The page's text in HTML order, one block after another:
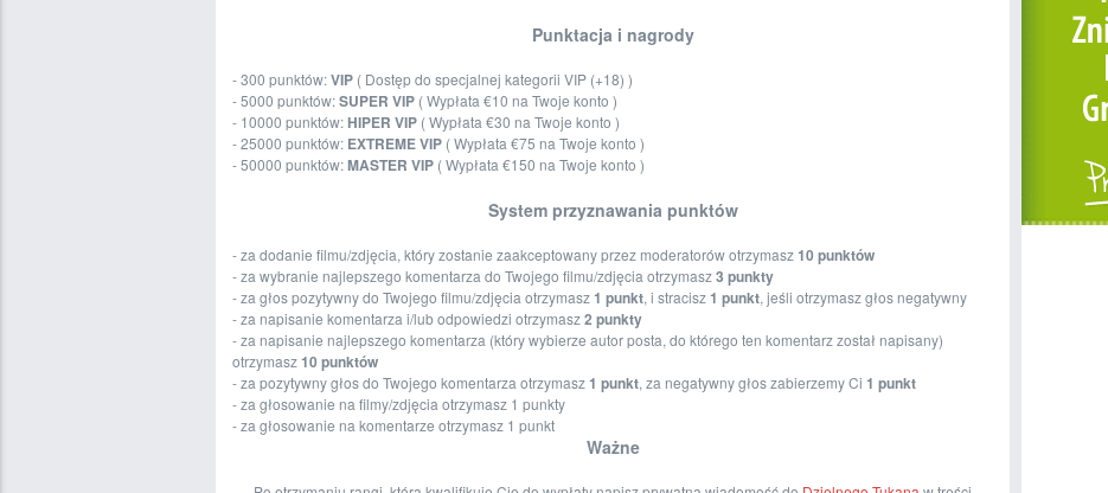
Punktacja i nagrody
- 300 punktów:VIP ( Dostęp do specjalnej kategorii VIP (+18) )
- 5000 punktów:SUPER VIP ( Wypłata €10 na Twoje konto )
- 10000 punktów:HIPER VIP ( Wypłata €30 na Twoje konto )
- 25000 punktów: EXTREME VIP ( Wypłata €75 na Twoje konto )
- 50000 punktów:MASTER VIP ( Wypłata €150 na Twoje konto )
System przyznawania punktów
- za dodanie filmu/zdjęcia, który zostanie zaakceptowany przez moderatorów otrzymasz10 punktów
- za wybranie najlepszego komentarza do Twojego filmu/zdjęcia otrzymasz3 punkty
- za głos pozytywny do Twojego filmu/zdjęcia otrzymasz1 punkt, i stracisz1 punkt, jeśli otrzymasz głos negatywny
- za napisanie komentarza i/lub odpowiedzi otrzymasz2 punkty
- za napisanie najlepszego komentarza (który wybierze autor posta, do którego ten komentarz został napisany)
otrzymasz10 punktów
- za pozytywny głos do Twojego komentarza otrzymasz1 punkt, za negatywny głos zabierzemy Ci 1 punkt
- za głosowanie na filmy/zdjęcia otrzymasz 1 punkty
- za głosowanie na komentarze otrzymasz 1 punkt
Ważne